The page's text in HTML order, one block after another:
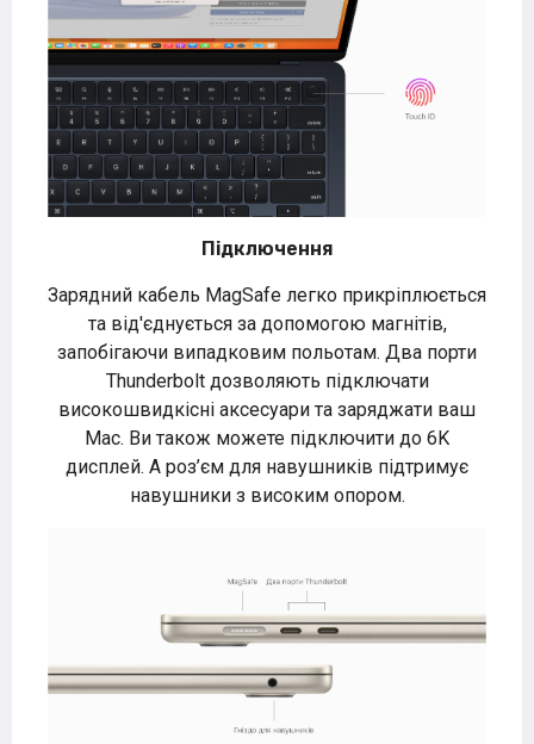
Підключення
Зарядний кабель MagSafe легко прикріплюється
та від'єднується за допомогою магнітів,
запобігаючи випадковим польотам. Два порти
Thunderbolt дозволяють підключати
високошвидкісні аксесуари та заряджати ваш
Mac. Ви також можете підключити до 6K
дисплей. А роз’єм для навушників підтримує
навушники з високим опором.